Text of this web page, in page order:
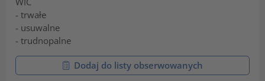
- trwałe
- usuwalne
- trudnopalne
Dodaj do listy obserwowanych